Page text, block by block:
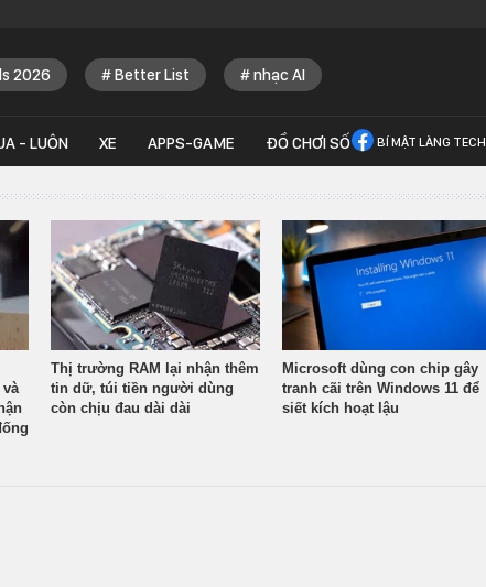
2026 Better List nhạc AI
- LUÔN XE APPS-GAME ĐỒ CHƠI SỐ BÍ MẬT LÀNG TECH
Thị trường RAM lại nhận thêm
tin dữ, túi tiền người dùng
còn chịu đau dài dài
Microsoft dùng con chip gây
tranh cãi trên Windows 11 để
siết kích hoạt lậu